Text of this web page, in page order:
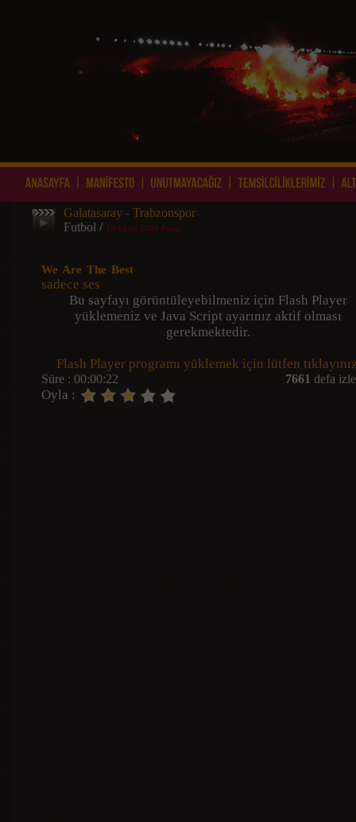
Galatasaray - Trabzonspor
Futbol / 19 Ekim 2008 Pazar
We Are The Best
sadece ses
Bu sayfayı görüntüleyebilmeniz için Flash Player
yüklemeniz ve Java Script ayarınız aktif olması
gerekmektedir.
Flash Player programı yüklemek için lütfen
Süre : 00:00:22 7661 defa
Oyla :